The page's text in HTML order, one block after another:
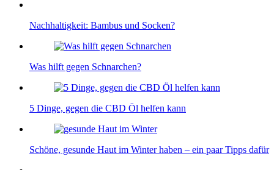
Nachhaltigkeit: Bambus und Socken?
Was hilft gegen Schnarchen?
5 Dinge, gegen die CBD Öl helfen kann
Schöne, gesunde Haut im Winter haben – ein paar Tipps dafür